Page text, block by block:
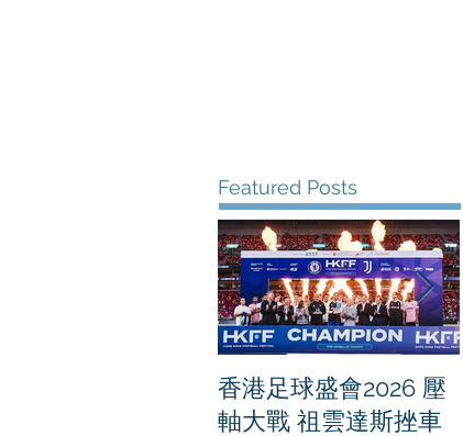
Featured Posts
香港足球盛會2026 壓
軸大戰 祖雲達斯挫車